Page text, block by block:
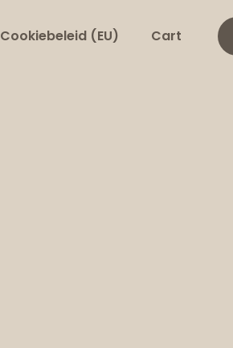
Cookiebeleid (EU) Cart